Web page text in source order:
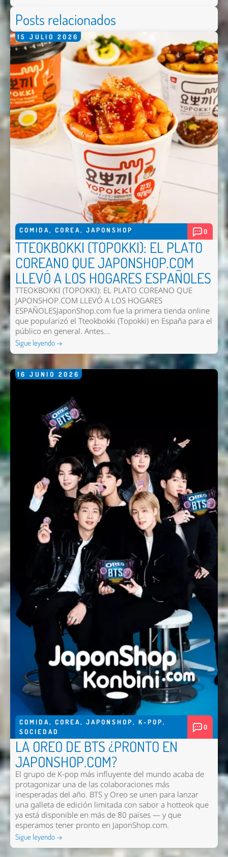
Posts relacionados
15 JULIO 2026
COMIDA, COREA, JAPONSHOP 0
TTEOKBOKKI (TOPOKKI): EL PLATO
COREANO QUE JAPONSHOP.COM
LLEVÓ A LOS HOGARES ESPAÑOLES
TTEOKBOKKI (TOPOKKI): EL PLATO COREANO QUE
JAPONSHOP.COM LLEVÓ A LOS HOGARES
ESPAÑOLESJaponShop.com fue la primera tienda online
que popularizó el Tteokbokki (Topokki) en España para el
público en general. Antes...
Sigue leyendo →
16 JUNIO 2026
COMIDA, COREA, JAPONSHOP, K-POP,
SOCIEDAD
0
LA OREO DE BTS ¿PRONTO EN
JAPONSHOP.COM?
El grupo de K-pop más influyente del mundo acaba de
protagonizar una de las colaboraciones más
inesperadas del año. BTS y Oreo se unen para lanzar
una galleta de edición limitada con sabor a hotteok que
ya está disponible en más de 80 países — y que
esperamos tener pronto en JaponShop.com.
Sigue leyendo →
Nombre *
Email *
Comentario *